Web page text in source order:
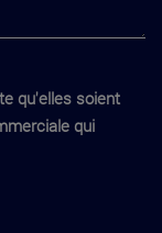
qu'elles soient
qui